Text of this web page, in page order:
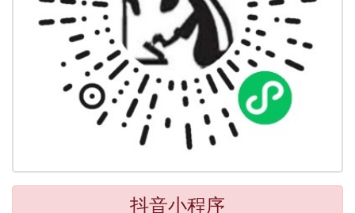
抖音小程序